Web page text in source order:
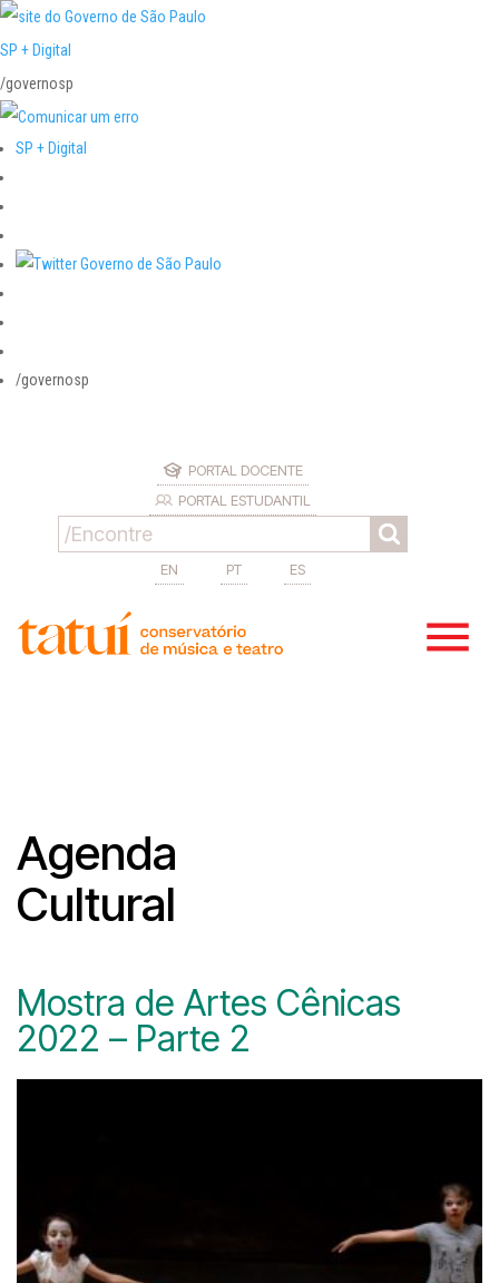
SP + Digital
/governosp
SP + Digital
/governosp
PORTAL DOCENTE
PORTAL ESTUDANTIL
EN PT ES
Agenda
Cultural
Mostra de Artes Cênicas
2022 – Parte 2